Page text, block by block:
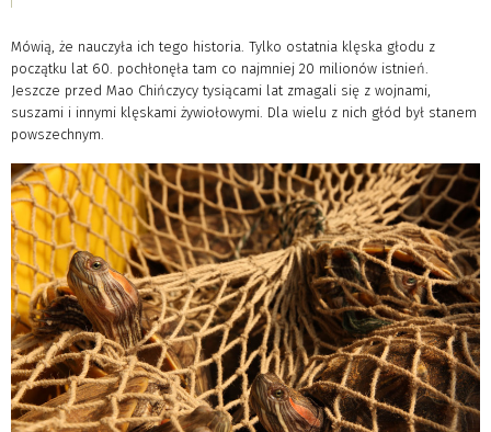
Mówią, że nauczyła ich tego historia. Tylko ostatnia klęska głodu z
początku lat 60. pochłonęła tam co najmniej 20 milionów istnień.
Jeszcze przed Mao Chińczycy tysiącami lat zmagali się z wojnami,
suszami i innymi klęskami żywiołowymi. Dla wielu z nich głód był stanem
powszechnym.